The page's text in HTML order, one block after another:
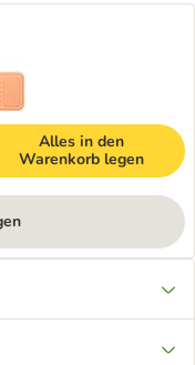
Alles in den
Warenkorb legen